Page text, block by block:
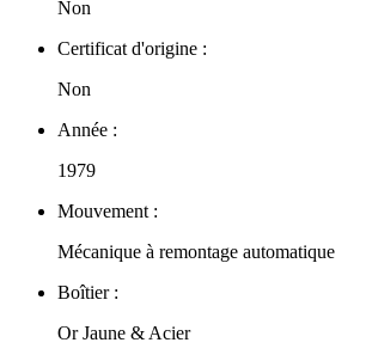
Non
Certificat d'origine :
Non
Année :
1979
Mouvement :
Mécanique à remontage automatique
Boîtier :
Or Jaune & Acier